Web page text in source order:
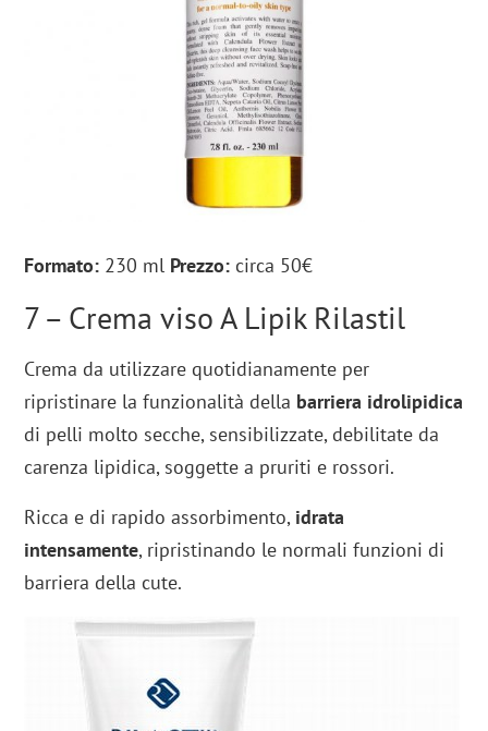
Formato: 230 ml Prezzo: circa 50€
7 – Crema viso A Lipik Rilastil
Crema da utilizzare quotidianamente per
ripristinare la funzionalità della barriera idrolipidica
di pelli molto secche, sensibilizzate, debilitate da
carenza lipidica, soggette a pruriti e rossori.
Ricca e di rapido assorbimento, idrata
intensamente, ripristinando le normali funzioni di
barriera della cute.